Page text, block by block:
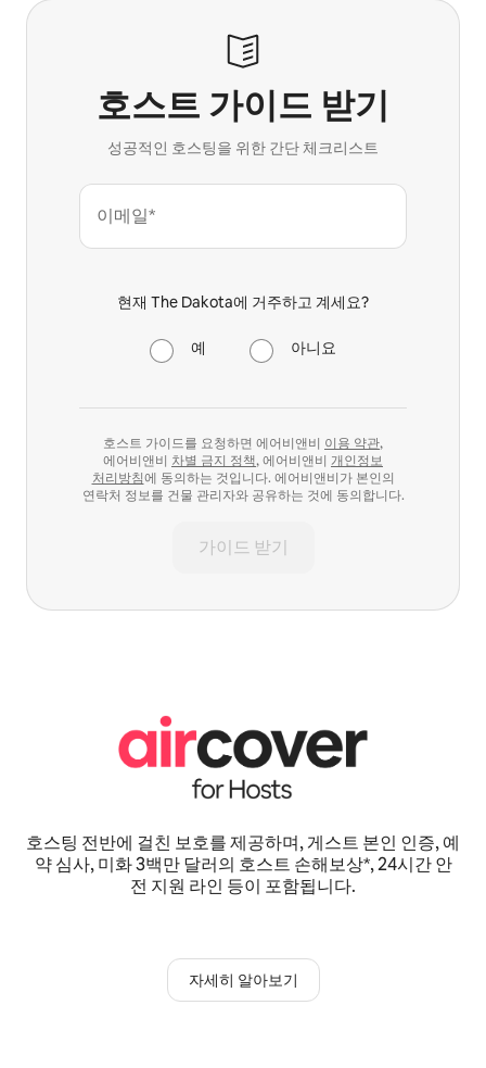
호스트 가이드 받기
성공적인 호스팅을 위한 간단 체크리스트
이메일*
현재 The Dakota에 거주하고 계세요?
예 아니요
호스트 가이드를 요청하면 에어비앤비 이용 약관,
에어비앤비 차별 금지 정책, 에어비앤비 개인정보
처리방침에 동의하는 것입니다. 에어비앤비가 본인의
연락처 정보를 건물 관리자와 공유하는 것에 동의합니다.
가이드 받기
호스팅 전반에 걸친 보호를 제공하며, 게스트 본인 인증, 예
약 심사, 미화 3백만 달러의 호스트 손해보상*, 24시간 안
전 지원 라인 등이 포함됩니다.
자세히 알아보기